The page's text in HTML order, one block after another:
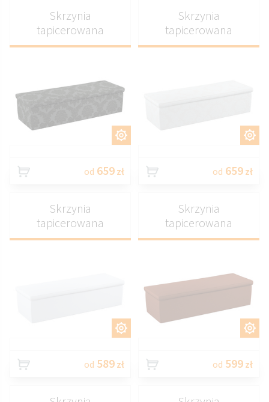
Skrzynia
tapicerowana
od 659 zł
Skrzynia
tapicerowana
od 659 zł
Skrzynia
tapicerowana
od 589 zł
Skrzynia
tapicerowana
od 599 zł